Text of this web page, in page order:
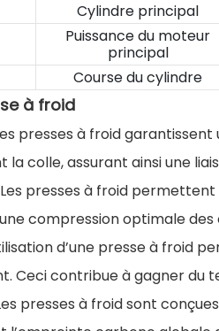
Cylindre principal
Puissance du moteur
principal
Course du cylindre
à froid
presses à froid
colle, assurant ainsi une
Les presses à froid
compression optimale
d’une presse à froid
Ceci contribue à gagner du
presses à froid sont